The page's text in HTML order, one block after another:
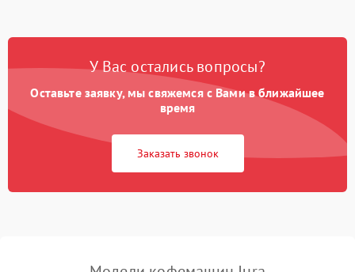
Постоянные сбои в работе 1500 ₽ Подробнее →
У Вас остались вопросы?
Оставьте заявку, мы свяжемся с Вами в ближайшее
время
Заказать звонок